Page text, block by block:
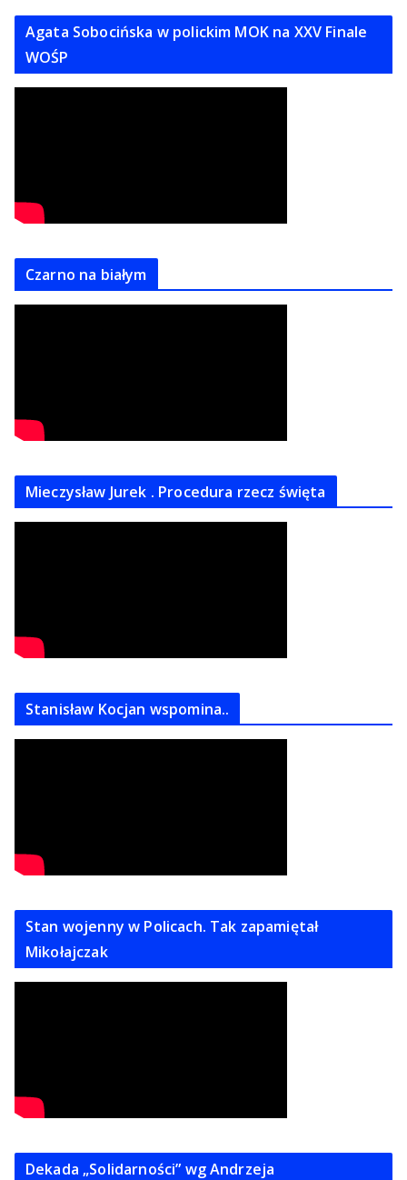
Agata Sobocińska w polickim MOK na XXV Finale
WOŚP
Czarno na białym
Mieczysław Jurek . Procedura rzecz święta
Stanisław Kocjan wspomina..
Stan wojenny w Policach. Tak zapamiętał
Mikołajczak
Dekada „Solidarności” wg Andrzeja